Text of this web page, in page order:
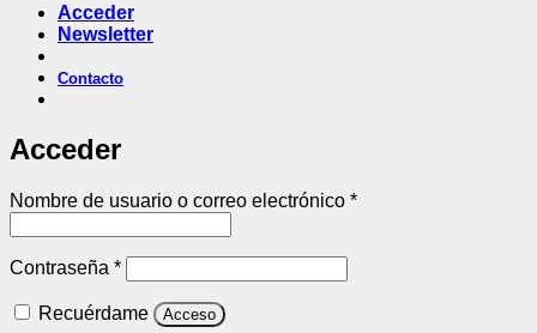
Acceder
Newsletter
Contacto
Acceder
Nombre de usuario o correo electrónico *Obligatorio
Contraseña *Obligatorio
Recuérdame Acceso